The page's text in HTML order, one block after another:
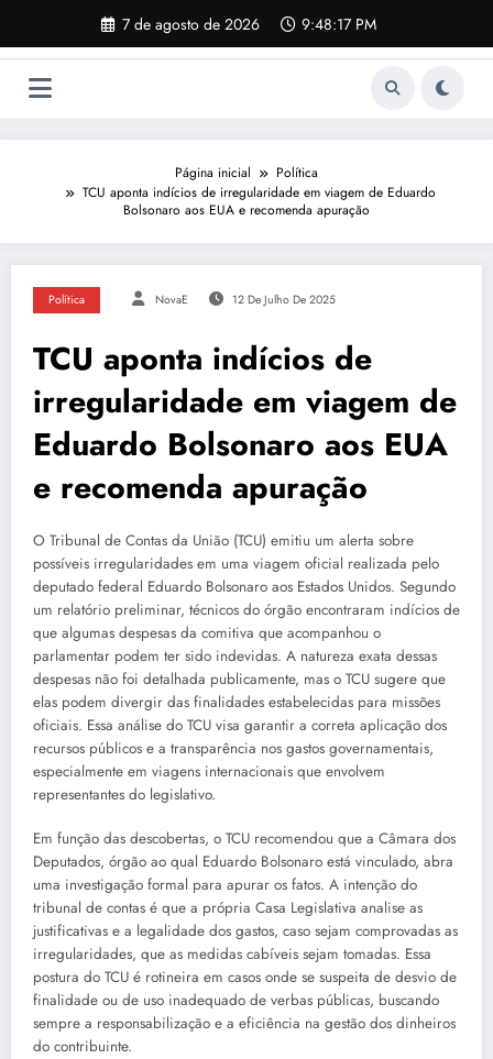
o
7 de agosto de 2026 9:48:18 PM
Página inicial
Política
TCU aponta indícios de irregularidade em viagem de Eduardo
Bolsonaro aos EUA e recomenda apuração
Política NovaE 12 De Julho De 2025
TCU aponta indícios de
irregularidade em viagem de
Eduardo Bolsonaro aos EUA
e recomenda apuração
O Tribunal de Contas da União (TCU) emitiu um alerta sobre
possíveis irregularidades em uma viagem oficial realizada pelo
deputado federal Eduardo Bolsonaro aos Estados Unidos. Segundo
um relatório preliminar, técnicos do órgão encontraram indícios de
que algumas despesas da comitiva que acompanhou o
parlamentar podem ter sido indevidas. A natureza exata dessas
despesas não foi detalhada publicamente, mas o TCU sugere que
elas podem divergir das finalidades estabelecidas para missões
oficiais. Essa análise do TCU visa garantir a correta aplicação dos
recursos públicos e a transparência nos gastos governamentais,
especialmente em viagens internacionais que envolvem
representantes do legislativo.
Em função das descobertas, o TCU recomendou que a Câmara dos
Deputados, órgão ao qual Eduardo Bolsonaro está vinculado, abra
uma investigação formal para apurar os fatos. A intenção do
tribunal de contas é que a própria Casa Legislativa analise as
justificativas e a legalidade dos gastos, caso sejam comprovadas as
irregularidades, que as medidas cabíveis sejam tomadas. Essa
postura do TCU é rotineira em casos onde se suspeita de desvio de
finalidade ou de uso inadequado de verbas públicas, buscando
sempre a responsabilização e a eficiência na gestão dos dinheiros
do contribuinte.